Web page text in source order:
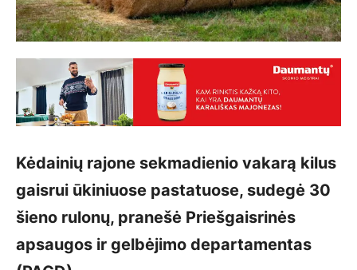
Kėdainių rajone sekmadienio vakarą kilus
gaisrui ūkiniuose pastatuose, sudegė 30
šieno rulonų, pranešė Priešgaisrinės
apsaugos ir gelbėjimo departamentas